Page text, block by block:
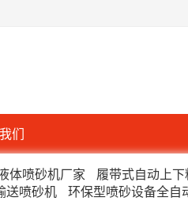
们
体喷砂机厂家 履带式自动上
送喷砂机 环保型喷砂设备全自